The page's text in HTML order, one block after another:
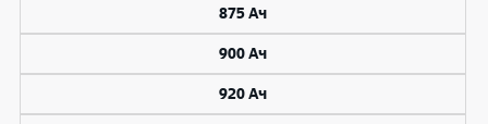
875 Ач
900 Ач
920 Ач